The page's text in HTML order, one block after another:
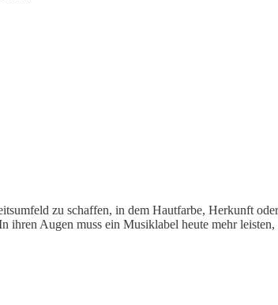
zu schaffen, in dem Hautfarbe, Herkunft
Augen muss ein Musiklabel heute mehr